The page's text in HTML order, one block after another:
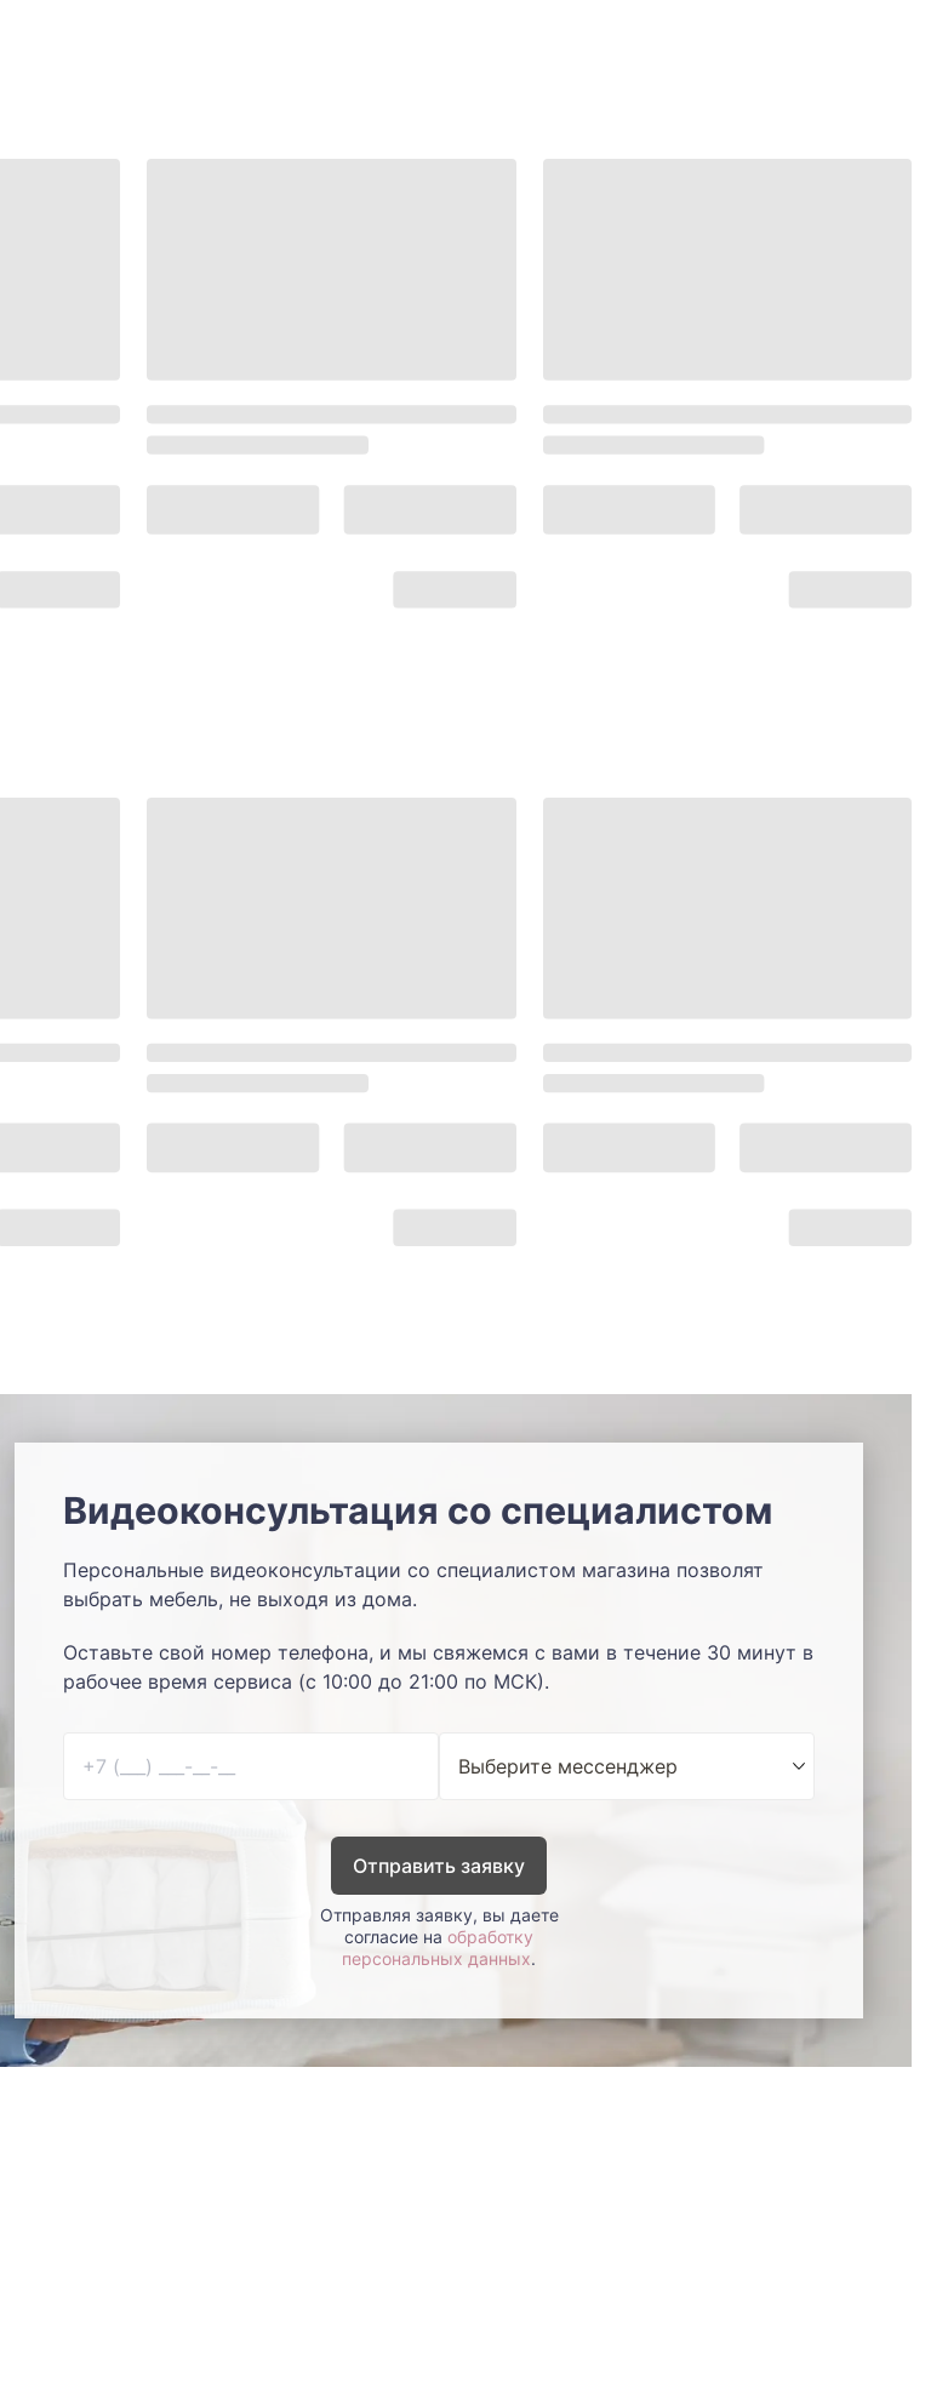
Видеоконсультация со специалистом
Персональные видеоконсультации со специалистом магазина позволят
выбрать мебель, не выходя из дома.
Оставьте свой номер телефона, и мы свяжемся с вами в течение 30 минут в
рабочее время сервиса (с 10:00 до 21:00 по МСК).
Отправить заявку
Отправляя заявку, вы даете
согласие на обработку
персональных данных.